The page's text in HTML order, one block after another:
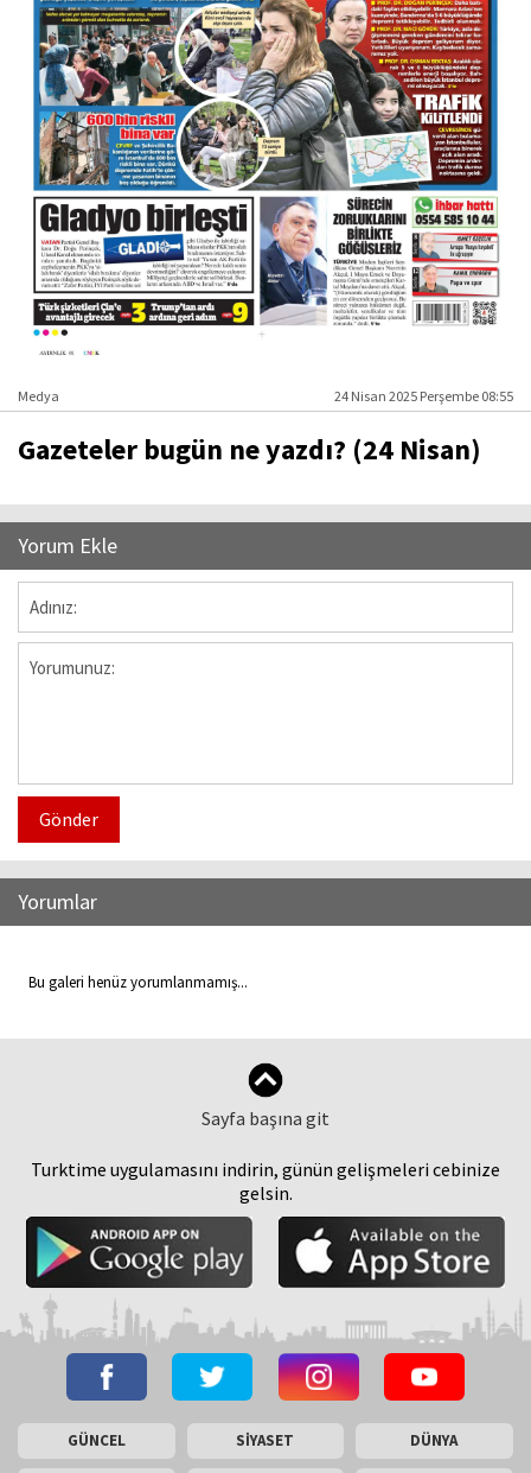
Medya 24 Nisan 2025 Perşembe 08:55
Gazeteler bugün ne yazdı? (24 Nisan)
Yorum Ekle
Gönder
Yorumlar
Bu galeri henüz yorumlanmamış...
Sayfa başına git
Turktime uygulamasını indirin, günün gelişmeleri cebinize
gelsin.
GÜNCEL SİYASET DÜNYA